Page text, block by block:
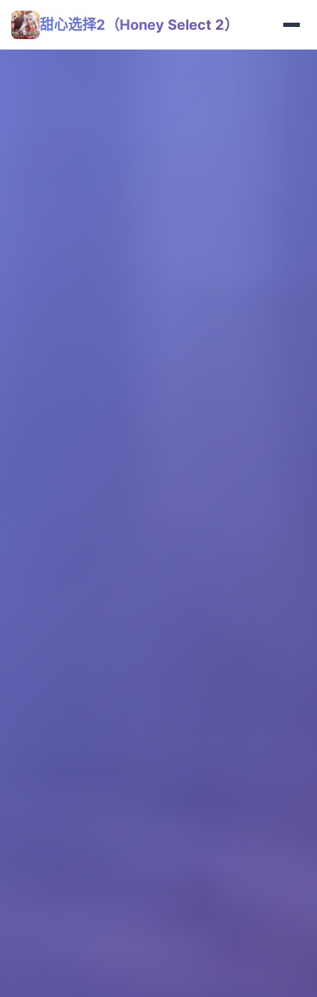
甜心选择2（Honey Select 2）